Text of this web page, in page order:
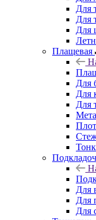
Для
Для
Для
Плащевая
Для
Для
Для
Для
Для
Для